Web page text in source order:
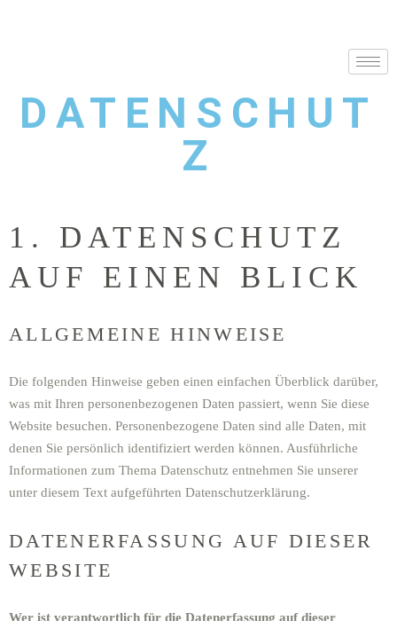
DATENSCHUT
Z
1. DATENSCHUTZ
AUF EINEN BLICK
ALLGEMEINE HINWEISE
Die folgenden Hinweise geben einen einfachen Überblick darüber,
was mit Ihren personenbezogenen Daten passiert, wenn Sie diese
Website besuchen. Personenbezogene Daten sind alle Daten, mit
denen Sie persönlich identifiziert werden können. Ausführliche
Informationen zum Thema Datenschutz entnehmen Sie unserer
unter diesem Text aufgeführten Datenschutzerklärung.
DATENERFASSUNG AUF DIESER
WEBSITE
Wer ist verantwortlich für die Datenerfassung auf dieser